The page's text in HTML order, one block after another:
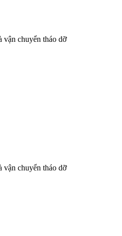
chuyển tháo dỡ
chuyển tháo dỡ